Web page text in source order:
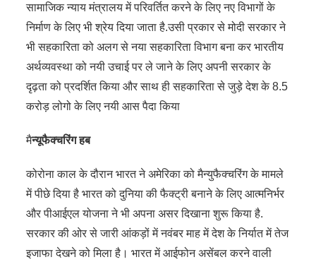
सामाजिक न्याय मंत्रालय में परिवर्तित करने के लिए नए विभागों के
निर्माण के लिए भी श्रेय दिया जाता है.उसी प्रकार से मोदी सरकार ने
भी सहकारिता को अलग से नया सहकारिता विभाग बना कर भारतीय
अर्थव्यवस्था को नयी उचाई पर ले जाने के लिए अपनी सरकार के
दृढ़ता को प्रदर्शित किया और साथ ही सहकारिता से जुड़े देश के 8.5
करोड़ लोगो के लिए नयी आस पैदा किया
मैन्यूफैक्चरिंग हब
कोरोना काल के दौरान भारत ने अमेरिका को मैन्युफैक्चरिंग के मामले
में पीछे दिया है भारत को दुनिया की फैक्ट्री बनाने के लिए आत्मनिर्भर
और पीआईएल योजना ने भी अपना असर दिखाना शुरू किया है.
सरकार की ओर से जारी आंकड़ों में नवंबर माह में देश के निर्यात में तेज
इजाफा देखने को मिला है। भारत में आईफोन असेंबल करने वाली